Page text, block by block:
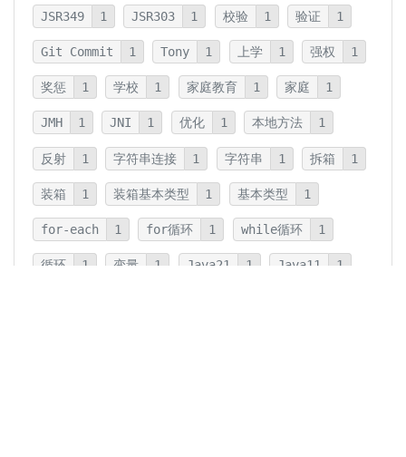
JSR349 1 JSR303 1 校验 1 验证 1
Git Commit 1 Tony 1 上学 1 强权 1
奖惩 1 学校 1 家庭教育 1 家庭 1
JMH 1 JNI 1 优化 1 本地方法 1
反射 1 字符串连接 1 字符串 1 拆箱 1
装箱 1 装箱基本类型 1 基本类型 1
for-each 1 for循环 1 while循环 1
循环 1 变量 1 Java21 1 Java11 1